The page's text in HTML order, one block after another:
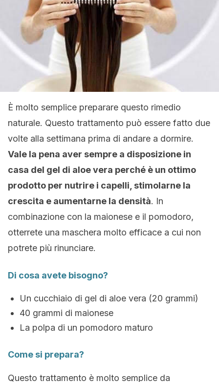
È molto semplice preparare questo rimedio
naturale. Questo trattamento può essere fatto due
volte alla settimana prima di andare a dormire.
Vale la pena aver sempre a disposizione in
casa del gel di aloe vera perché è un ottimo
prodotto per nutrire i capelli, stimolarne la
crescita e aumentarne la densità. In
combinazione con la maionese e il pomodoro,
otterrete una maschera molto efficace a cui non
potrete più rinunciare.
Di cosa avete bisogno?
Un cucchiaio di gel di aloe vera (20 grammi)
40 grammi di maionese
La polpa di un pomodoro maturo
Come si prepara?
Questo trattamento è molto semplice da